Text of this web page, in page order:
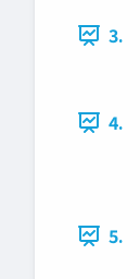
3.
4.
5.